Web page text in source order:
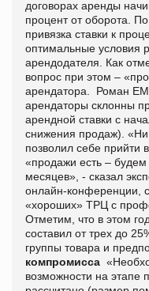
договорах аренды
процент от оборота.
привязка ставки к
оптимальные условия
арендодателя. Как
вопрос при этом –
арендатора. Роман
арендаторы склонны
арендной ставки с
снижения продаж).
позволил себе прийти
«продажи есть – будем
месяцев», - сказал
онлайн-конференции,
«хороших» ТРЦ с
Отметим, что в этом
составил от трех до
группы товара и
компромисса
возможности на этапе